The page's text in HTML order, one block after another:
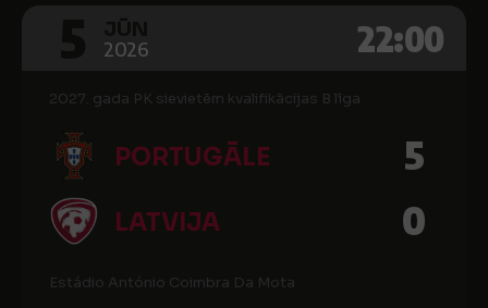
2026 22:00
2027. gada PK sievietēm kvalifikācijas B līga
PORTUGĀLE 5
LATVIJA 0
Estádio António Coimbra Da Mota